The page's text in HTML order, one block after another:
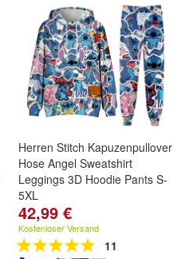
Herren Stitch Kapuzenpullover
Hose Angel Sweatshirt
Leggings 3D Hoodie Pants S-
5XL
42,99 €
Kostenloser Versand
11